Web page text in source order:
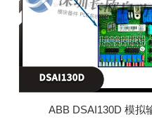
ABB DSAI130D 模拟